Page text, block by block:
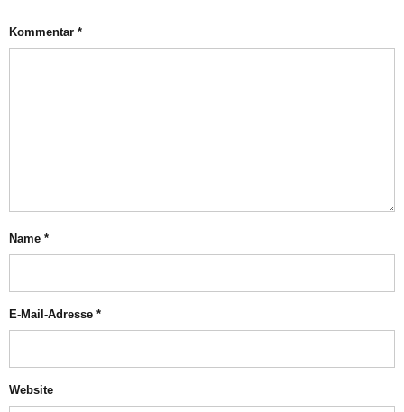
Kommentar *
Name *
E-Mail-Adresse *
Website